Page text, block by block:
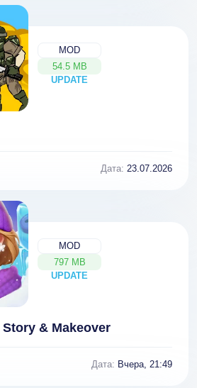
MOD
54.5 MB
UPDATE
NEW
Дата: 23.07.2026
MOD
797 MB
UPDATE
NEW
& Makeover
Дата: Вчера, 21:49